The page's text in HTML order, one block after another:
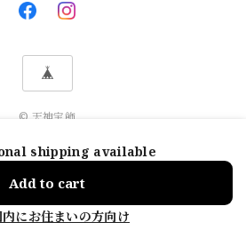
© 天神宝飾
shipping available
Add to cart
内にお住まいの方向け